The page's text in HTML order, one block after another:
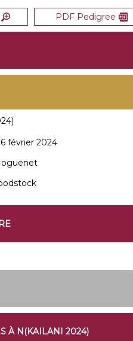
PDF Pedigree
février 2024
À N(KAILANI 2024)